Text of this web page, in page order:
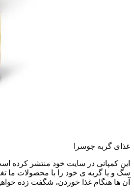
غذای گربه جوسرا
این کمپانی در سایت خود منتشر کرده
سگ و یا گربه ی خود را با محصولات ما
آن ها هنگام غذا خوردن، شگفت زده